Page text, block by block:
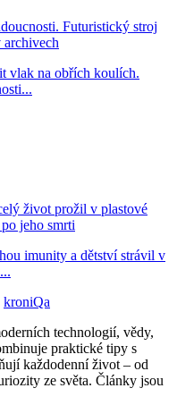
Futuristický stroj
vlak na obřích koulích.
život prožil v plastové
jeho smrti
imunity a dětství strávil v
kroniQa
technologií, vědy,
praktické tipy s
každodenní život – od
ze světa. Články jsou